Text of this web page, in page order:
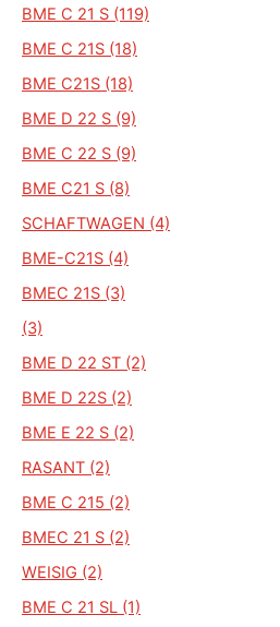
BME C 21 S (119)
BME C 21S (18)
BME C21S (18)
BME D 22 S (9)
BME C 22 S (9)
BME C21 S (8)
SCHAFTWAGEN (4)
BME-C21S (4)
BMEC 21S (3)
(3)
BME D 22 ST (2)
BME D 22S (2)
BME E 22 S (2)
RASANT (2)
BME C 215 (2)
BMEC 21 S (2)
WEISIG (2)
BME C 21 SL (1)